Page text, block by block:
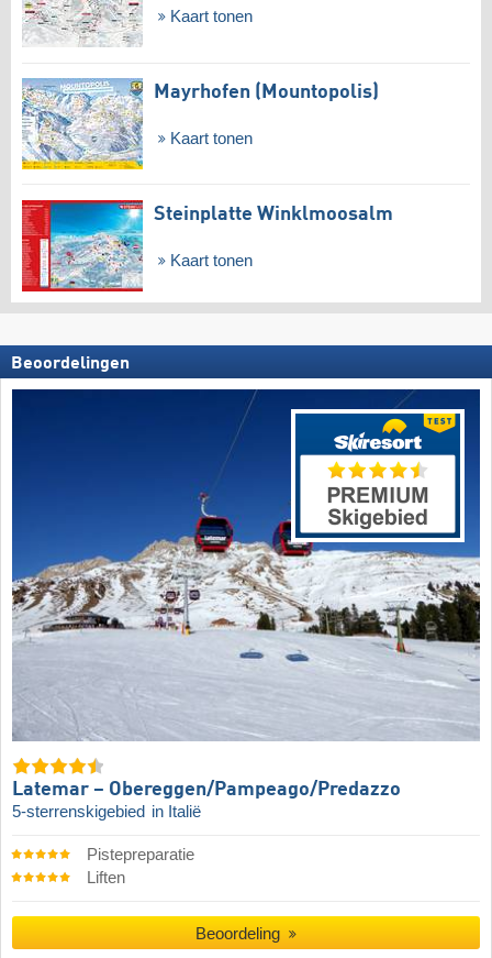
Kaart tonen
Mayrhofen (Mountopolis)
Kaart tonen
Steinplatte Winklmoosalm
Kaart tonen
Beoordelingen
Latemar – Obereggen/​Pampeago/​Predazzo
5-sterrenskigebied in Italië
Pistepreparatie
Liften
Beoordeling